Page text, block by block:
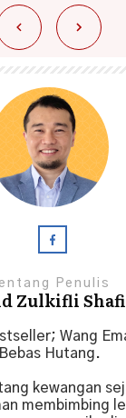
Penulis
Zulkifli
Wang
Bebas Hutang.
kewangan
membimbing